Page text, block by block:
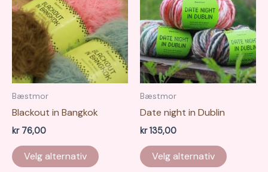
Bæstmor
Blackout in Bangkok
kr76,00
Velg alternativ
produktet
Bæstmor
Date night in Dublin
kr135,00
Velg alternativ